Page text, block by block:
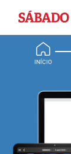
Sábado
INÍCIO